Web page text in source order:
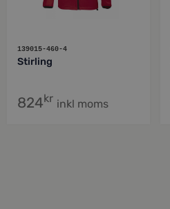
139015-460-4
Stirling
824kr inkl moms